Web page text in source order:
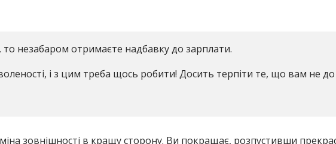
то незабаром отримаєте надбавку до зарплати.
і з цим треба щось робити! Досить терпіти те, що вам не
зовнішності в кращу сторону. Ви покращає, розпустивши